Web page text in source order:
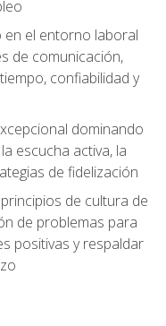
el entorno laboral
de comunicación,
confiabilidad y
dominando
escucha activa, la
de fidelización
de cultura de
de problemas para
positivas y respaldar